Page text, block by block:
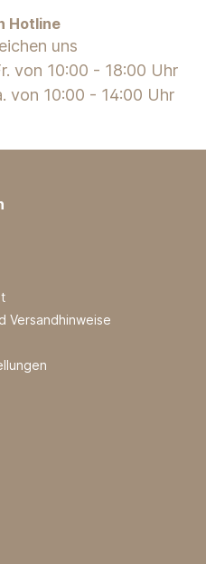
Hotline
uns
von 10:00 - 18:00 Uhr
von 10:00 - 14:00 Uhr
Versandhinweise